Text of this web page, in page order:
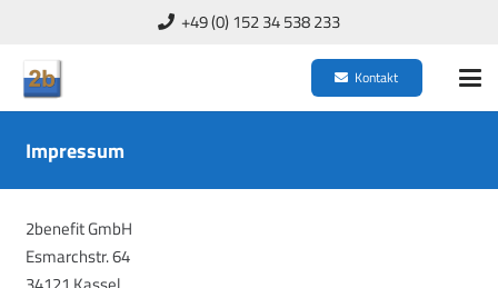
+49 (0) 152 34 538 233
Kontakt
Impressum
2benefit GmbH
Esmarchstr. 64